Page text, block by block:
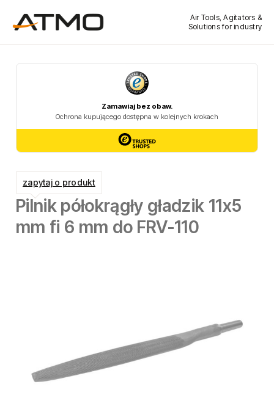
Air Tools, Agitators &
Solutions for industry
Pilnik półokrągły gładzik 11x5
mm fi 6 mm do FRV-110
zapytaj o produkt